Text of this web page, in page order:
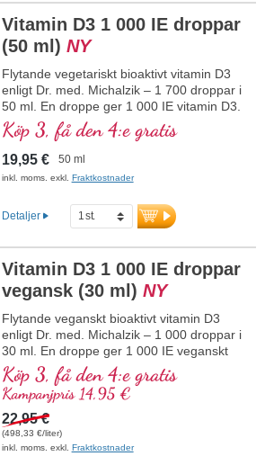
genteknik i egen kontrollerad
produktion som har funnits i 25 år,
vegetariskt, utan tillsatser och
laboratorietestat. Utvecklat av
läkare.
mer information om vitamin D3
+ K2
Vitamin D3 1 000 IE droppar
(50 ml) NY
Flytande vegetariskt bioaktivt vitamin D3
enligt Dr. med. Michalzik – 1 700 droppar i
50 ml. En droppe ger 1 000 IE vitamin D3.
Högsta premiumkvalitet. Löst i skyddande
MCT-olja från kokos som odlats utan
pesticider för bättre biotillgänglighet.
Denna optimala kombination bidrar till att
bibehålla normal benstomme, bidrar till
normal muskelfunktion samt till
immunsystemets normala funktion.
kontrollerad produktion som har funnits i
25 år, vegetariskt, utan tillsatser och
laboratorietestat. Utvecklat av läkare.
mer information om vitamin D3 + K2
Köp 3, få den 4:e gratis
19,95 € 50 ml
inkl. moms. exkl. Fraktkostnader
Detaljer
Vitamin D3 1 000 IE droppar
vegansk (30 ml) NY
Flytande veganskt bioaktivt vitamin D3
enligt Dr. med. Michalzik – 1 000 droppar i
30 ml. En droppe ger 1 000 IE veganskt
vitamin D3. Högsta premiumkvalitet från
högkvalitativa kontrollerade lavar (inte
från alger!) helt växtbaserat, 100 %
veganskt. Löst i skyddande kokos-MCT-
olja, odlad utan pesticider, för bättre
biotillgänglighet. Denna optimala
Köp 3, få den 4:e gratis
Kampanjpris 14,95 €
22,95 €
(498,33 €/liter)
inkl. moms. exkl. Fraktkostnader